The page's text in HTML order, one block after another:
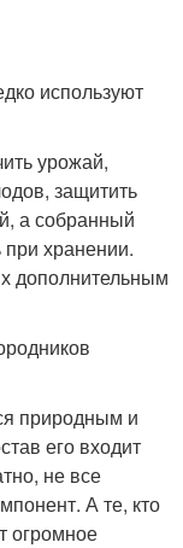
используют
урожай,
защитить
а собранный
хранении.
дополнительным
природным и
его входит
не все
А те, кто
огромное